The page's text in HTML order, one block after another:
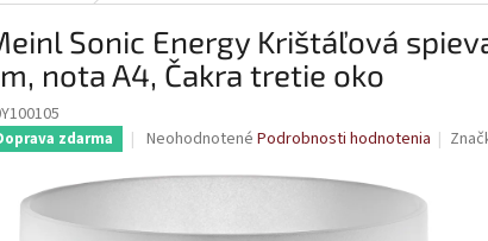
Sonic Energy Krištáľová
nota A4, Čakra tretie oko
zdarma
Priemerné
produktu
0,0
Neohodnotené Podrobnosti hodnotenia